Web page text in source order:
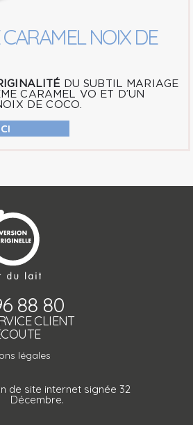
NOIX DE
DU SUBTIL MARIAGE
CARAMEL VO ET D’UN
DE COCO.
88 80
CLIENT
légales
de site internet signée 32
Décembre.